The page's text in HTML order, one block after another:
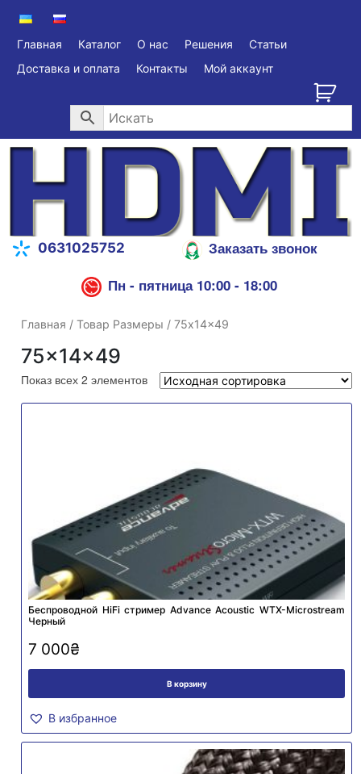
Главная Каталог О нас Решения
Статьи
Доставка и оплата
Контакты Мой аккаунт
0631025752
Заказать звонок
Пн - пятница 10:00 - 18:00
Главная / Товар Размеры / 75x14x49
75x14x49
Показ всех 2 элементов
Беспроводной HiFi стример Advance Acoustic WTX-Microstream
Черный
7 000₴
В корзину
В избранное